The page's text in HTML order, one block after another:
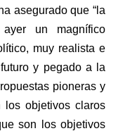
asegurado que “la
un magnífico
muy realista e
y pegado a la
pioneras y
los objetivos claros
son los objetivos